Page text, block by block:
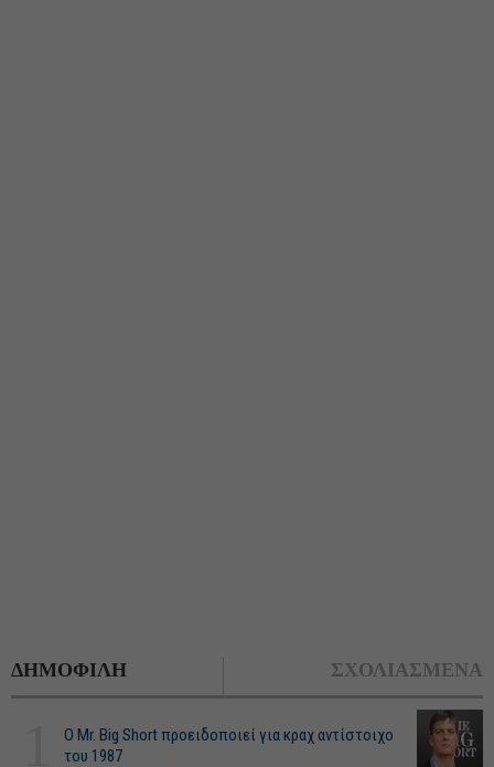
ΔΗΜΟΦΙΛΗ ΣΧΟΛΙΑΣΜΕΝΑ
O Mr. Big Short προειδοποιεί για κραχ αντίστοιχο
του 1987